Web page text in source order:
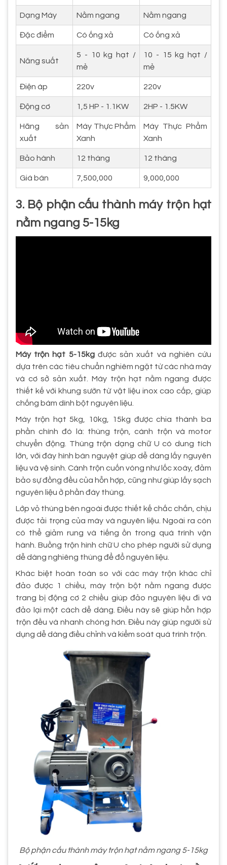
Dạng Máy Nằm ngang Nằm ngang
Đặc điểm Có ống xả Có ống xả
Năng suất
5 - 10 kg hạt /
mẻ
10 - 15 kg hạt /
mẻ
Điện áp 220v 220v
Động cơ 1,5 HP - 1.1KW 2HP - 1.5KW
Hãng sản
xuất
Máy Thực Phẩm
Xanh
Máy Thực Phẩm
Xanh
Bảo hành 12 tháng 12 tháng
Giá bán 7,500,000 9,000,000
3. Bộ phận cấu thành máy trộn hạt
nằm ngang 5-15kg
Máy trộn hạt 5-15kgđược sản xuất và nghiên cứu
dựa trên các tiêu chuẩn nghiêm ngặt từ các nhà máy
và cơ sở sản xuất. Máy trộn hạt nằm ngang được
thiết kế với khung sườn từ vật liệu inox cao cấp, giúp
chống bám dính bột nguyên liệu.
Máy trộn hạt 5kg, 10kg, 15kg được chia thành ba
phần chính đó là: thùng trộn, cánh trộn và motor
chuyển động. Thùng trộn dạng chữ U có dung tích
lớn, với đáy hình bán nguyệt giúp dễ dàng lấy nguyên
liệu và vệ sinh. Cánh trộn cuốn vòng như lốc xoáy, đảm
bảo sự đồng đều của hỗn hợp, cũng như giúp lấy sạch
nguyên liệu ở phần đáy thùng.
Lớp vỏ thùng bên ngoài được thiết kế chắc chắn, chịu
được tải trọng của máy và nguyên liệu. Ngoài ra còn
có thể giảm rung và tiếng ồn trong quá trình vận
hành. Buồng trộn hình chữ U cho phép người sử dụng
dễ dàng nghiêng thùng để đổ nguyên liệu.
Khác biệt hoàn toàn so với các máy trộn khác chỉ
đảo được 1 chiều, máy trộn bột nằm ngang được
trang bị động cơ 2 chiều giúp đảo nguyên liệu đi và
đảo lại một cách dễ dàng. Điều này sẽ giúp hỗn hợp
trộn đều và nhanh chóng hơn. Điều này giúp người sử
dụng dễ dàng điều chỉnh và kiểm soát quá trình trộn.
Bộ phận cấu thành máy trộn hạt nằm ngang 5-15kg